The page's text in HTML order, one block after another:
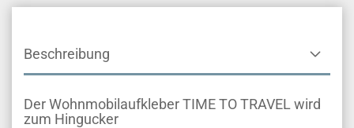
Beschreibung
Der Wohnmobilaufkleber TIME TO TRAVEL wird
zum Hingucker